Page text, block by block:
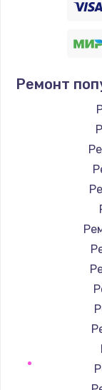
Замена
Ремонт